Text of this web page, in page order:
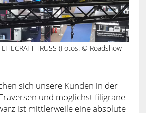
TRUSS (Fotos: © Roadshow
sich unsere Kunden in der
und möglichst filigrane
ist mittlerweile eine absolute